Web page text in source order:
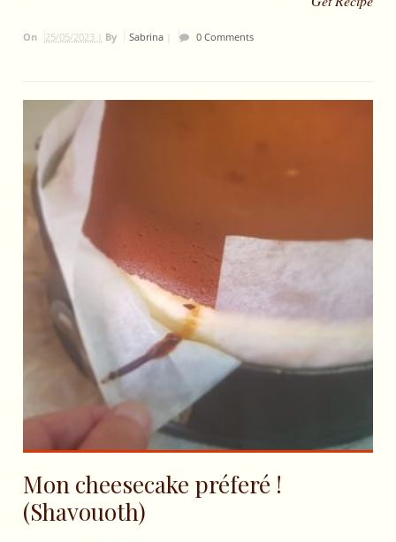
On 25/05/2023 | By Sabrina| 0 Comments
Mon cheesecake préferé !
(Shavouoth)